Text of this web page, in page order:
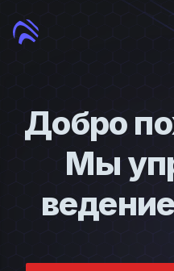
Добро
Мы